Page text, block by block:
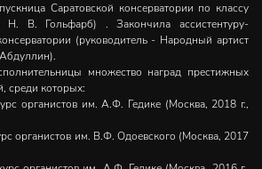
Саратовской консерватории по классу
Н. В. Гольфарб) . Закончила ассистентуру-
(руководитель - Народный артист
множество наград престижных
среди которых:
органистов им. А.Ф. Гедике (Москва, 2018 г.,
органистов им. В.Ф. Одоевского (Москва, 2017